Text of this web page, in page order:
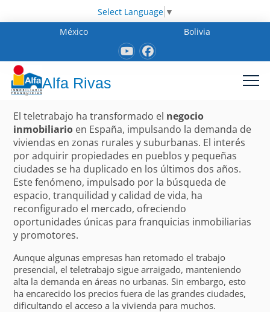
Select Language ▼
México
Bolivia
Alfa Rivas
El teletrabajo ha transformado el negocio
inmobiliario en España, impulsando la demanda de
viviendas en zonas rurales y suburbanas. El interés
por adquirir propiedades en pueblos y pequeñas
ciudades se ha duplicado en los últimos dos años.
Este fenómeno, impulsado por la búsqueda de
espacio, tranquilidad y calidad de vida, ha
reconfigurado el mercado, ofreciendo
oportunidades únicas para franquicias inmobiliarias
y promotores.
Aunque algunas empresas han retomado el trabajo
presencial, el teletrabajo sigue arraigado, manteniendo
alta la demanda en áreas no urbanas. Sin embargo, esto
ha encarecido los precios fuera de las grandes ciudades,
dificultando el acceso a la vivienda para muchos.